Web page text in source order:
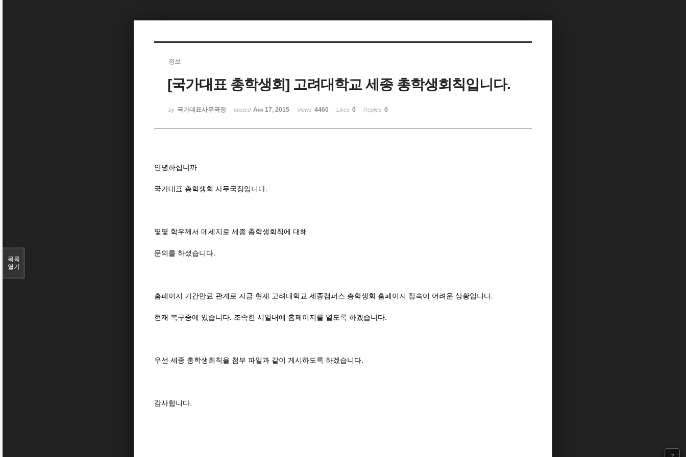
정보
[국가대표 총학생회] 고려대학교 세종 총학생회칙입니다.
by 국가대표사무국장 posted Apr 17, 2015 Views 4460 Likes 0 Replies 0
안녕하십니까
국가대표 총학생회 사무국장입니다.
몇몇 학우께서 메세지로 세종 총학생회칙에 대해
문의를 하셨습니다.
홈페이지 기간만료 관계로 지금 현재 고려대학교 세종캠퍼스 총학생회 홈페이지 접속이 어려운 상황입니다.
현재 복구중에 있습니다. 조속한 시일내에 홈페이지를 열도록 하겠습니다.
우선 세종 총학생회칙을 첨부 파일과 같이 게시하도록 하겠습니다.
감사합니다.
목록
열기
Sketchbook5, 스케치북5
Sketchbook5, 스케치북5